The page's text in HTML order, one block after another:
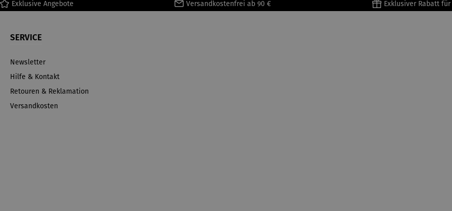
Exklusive Angebote Versandkostenfrei ab 90 € Exklusiver Rabatt
SERVICE
Newsletter
Hilfe & Kontakt
Retouren & Reklamation
Versandkosten